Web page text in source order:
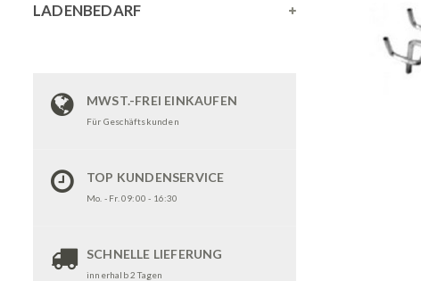
LADENBEDARF
MWST.-FREI EINKAUFEN
Für Geschäftskunden
TOP KUNDENSERVICE
Mo. - Fr. 09:00 - 16:30
SCHNELLE LIEFERUNG
innerhalb 2 Tagen